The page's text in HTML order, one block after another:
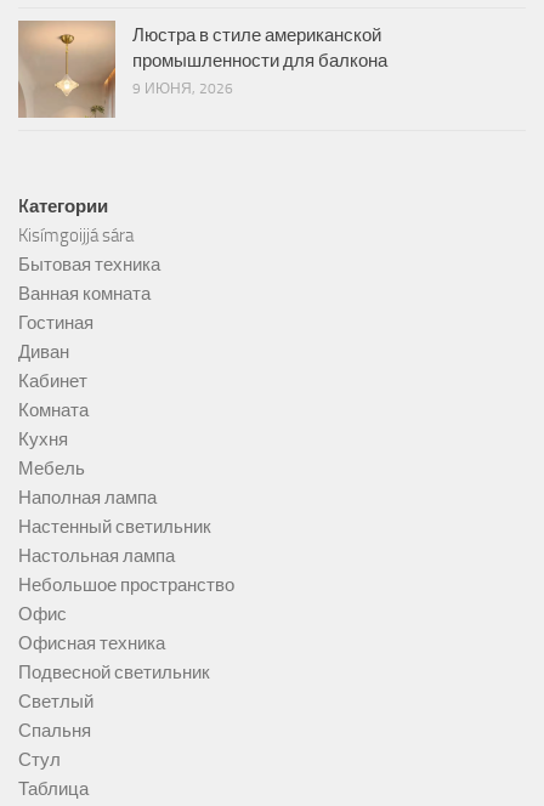
Люстра в стиле американской
промышленности для балкона
9 ИЮНЯ, 2026
Kатегории
Kisímgoijjá sára
Бытовая техника
Ванная комната
Гостиная
Диван
Кабинет
Комната
Кухня
Мебель
Наполная лампа
Настенный светильник
Настольная лампа
Небольшое пространство
Офис
Офисная техника
Подвесной светильник
Светлый
Спальня
Стул
Таблица